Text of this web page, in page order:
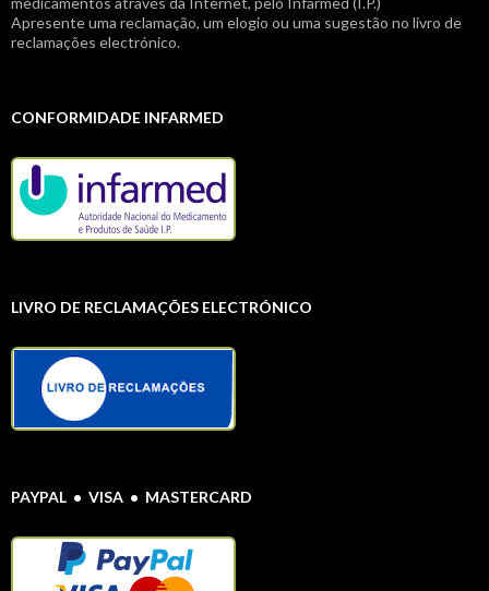
Apresente uma reclamação, um elogio ou uma sugestão no livro de
reclamações electrónico.
CONFORMIDADE INFARMED
LIVRO DE RECLAMAÇÕES ELECTRÓNICO
PAYPAL • VISA • MASTERCARD